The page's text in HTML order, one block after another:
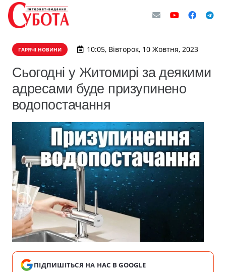
ГАРЯЧІ НОВИНИ 10:05, Вівторок, 10 Жовтня, 2023
Сьогодні у Житомирі за деякими
адресами буде призупинено
водопостачання
ПІДПИШІТЬСЯ НА НАС В GOOGLE